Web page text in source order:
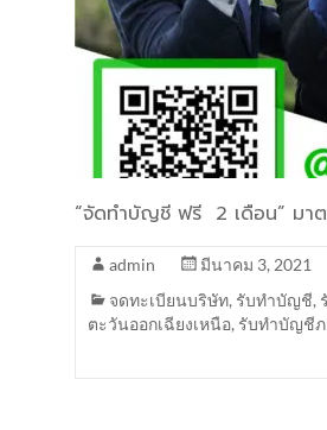
“จัดทำบัญชี ฟรี 2 เดือน” มาต
admin
มีนาคม 3, 2021
จดทะเบียนบริษัท, รับทำบัญชี,
ตะวันออกเฉียงเหนือ, รับทำบัญชีภ